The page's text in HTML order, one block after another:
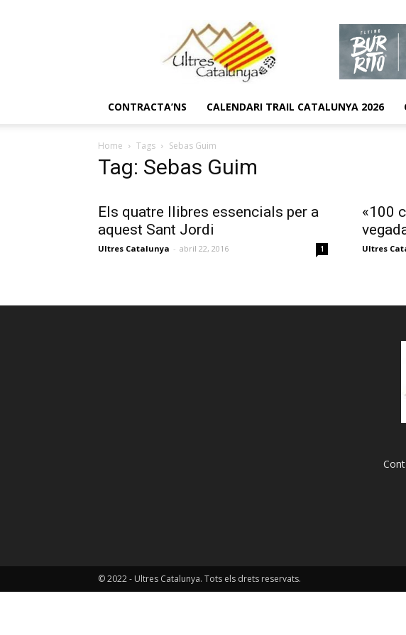
CONTRACTA’NS CALENDARI TRAIL CATALUNYA 2026
Home Tags Sebas Guim
Tag: Sebas Guim
Els quatre llibres essencials per a
aquest Sant Jordi
Ultres Catalunya - abril 22, 2016 1
«100
Ultres
© 2022 - Ultres Catalunya. Tots els drets reservats.